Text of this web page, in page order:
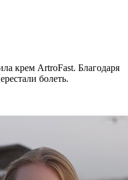
крем ArtroFast. Благодаря
болеть.